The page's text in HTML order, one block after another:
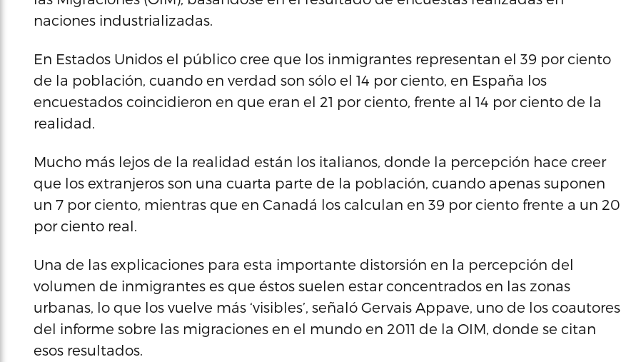
naciones industrializadas.
En Estados Unidos el público cree que los inmigrantes representan el 39 por ciento
de la población, cuando en verdad son sólo el 14 por ciento, en España los
encuestados coincidieron en que eran el 21 por ciento, frente al 14 por ciento de la
realidad.
Mucho más lejos de la realidad están los italianos, donde la percepción hace creer
que los extranjeros son una cuarta parte de la población, cuando apenas suponen
un 7 por ciento, mientras que en Canadá los calculan en 39 por ciento frente a un 20
por ciento real.
Una de las explicaciones para esta importante distorsión en la percepción del
volumen de inmigrantes es que éstos suelen estar concentrados en las zonas
urbanas, lo que los vuelve más ‘visibles’, señaló Gervais Appave, uno de los coautores
del informe sobre las migraciones en el mundo en 2011 de la OIM, donde se citan
esos resultados.